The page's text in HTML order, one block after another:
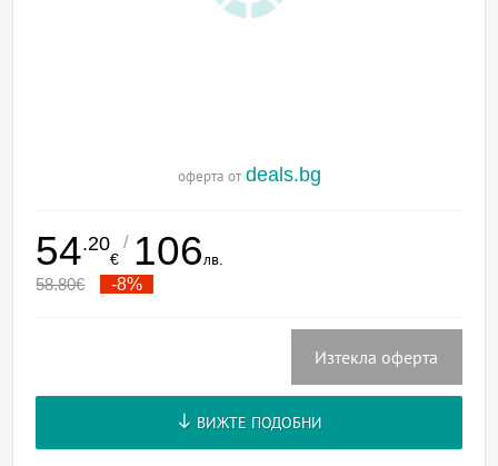
оферта от deals.bg
54.20
€
/ 106лв.
58.80€ -8%
Изтекла оферта
ВИЖТЕ ПОДОБНИ